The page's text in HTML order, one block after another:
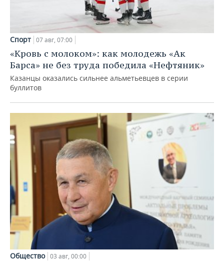
Спорт 07 авг, 07:00
«Кровь с молоком»: как молодежь «Ак
Барса» не без труда победила «Нефтяник»
Казанцы оказались сильнее альметьевцев в серии
буллитов
Общество 03 авг, 00:00